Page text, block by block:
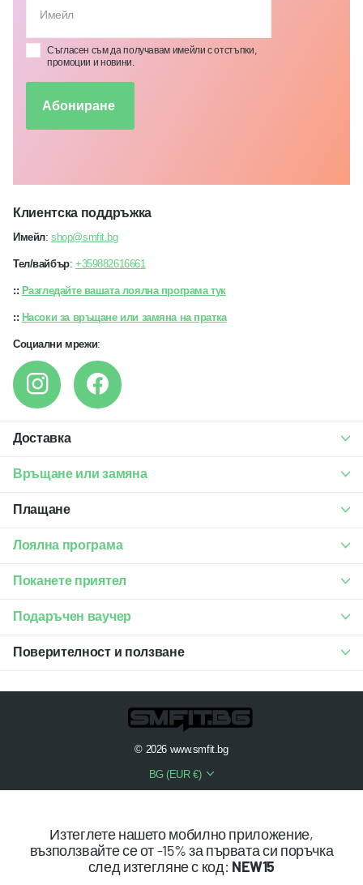
Съгласен съм да получавам имейли с отстъпки,
промоции и новини.
Абониране
Доставка
Връщане или замяна
Плащане
Лоялна програма
Поканете приятел
Подаръчен ваучер
Поверителност и ползване
Клиентска поддръжка
Имейл:shop@smfit.bg
Тел/вайбър: +359882616661
:: Разгледайте вашата лоялна програма тук
:: Насоки за връщане или замяна на пратка
Социални мрежи:
© 2026www.smfit.bg
BG (EUR €)
Изтеглете нашето мобилно приложение,
възползвайте се от -15% за първата си поръчка
след изтегляне с код: NEW15